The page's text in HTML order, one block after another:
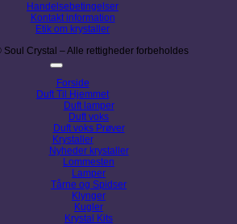
Handelsebetingelser
Kontakt information
Etik om krystaller
Crystal – Alle rettigheder forbeholdes
Forside
Duft Til Hjemmet
Duft lamper
Duft voks
Duft voks Prøver
Krystaller
Nyheder krystaller
Lommesten
Lamper
Tårne og Spidser
Klynger
Kugler
Krystal Kits